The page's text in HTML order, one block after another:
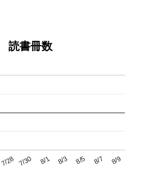
読書冊数
7/28 7/30 8/1 8/3 8/5 8/7 8/9